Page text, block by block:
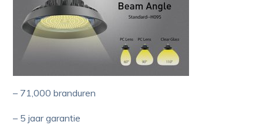
– 71,000 branduren
– 5 jaar garantie